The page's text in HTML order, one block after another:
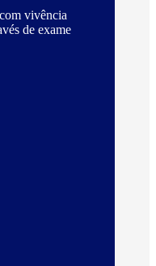
vivência
de exame